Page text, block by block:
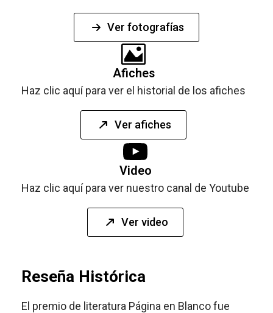
Ver fotografías
Afiches
Haz clic aquí para ver el historial de los afiches
Ver afiches
Video
Haz clic aquí para ver nuestro canal de Youtube
Ver video
Reseña Histórica
El premio de literatura Página en Blanco fue